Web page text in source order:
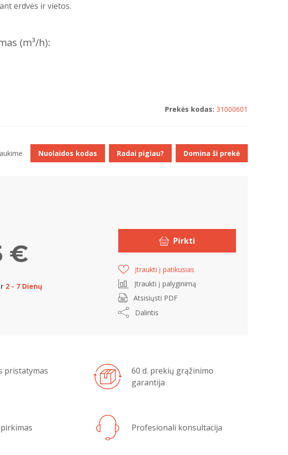
erdvės ir vietos.
(m³/h):
Prekės kodas: 31000601
€
2 - 7 Dienų
Pirkti
Įtraukti į patikusias
Įtraukti į palyginimą
Atsisiųsti PDF
Dalintis
pristatymas
60 d. prekių grąžinimo
garantija
Profesionali konsultacija
Nuolaidos kodas Radai pigiau? Domina ši prekė